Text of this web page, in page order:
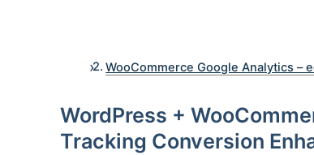
WooCommerce Google Analytics –
WordPress +
Tracking Conversion